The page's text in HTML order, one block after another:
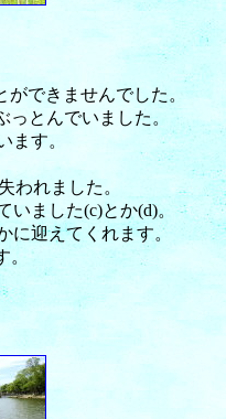
できませんでした。
とんでいました。
ます。
われました。
ました(c)とか(d)。
に迎えてくれます。